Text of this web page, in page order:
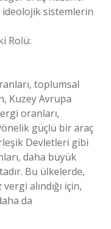
sistemlerin
Rolü:
toplumsal
Kuzey Avrupa
oranları,
güçlü bir araç
Devletleri gibi
daha büyük
Bu ülkelerde,
alındığı için,
da